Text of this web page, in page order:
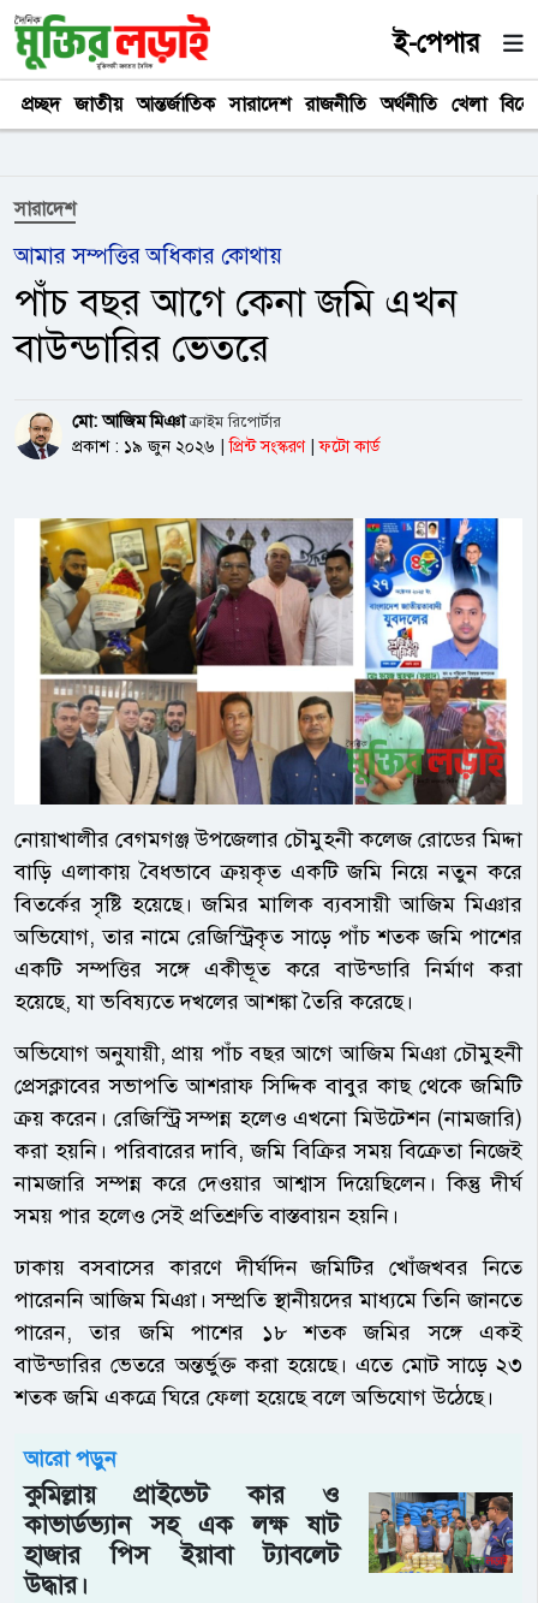
ই-পেপার
প্রচ্ছদ জাতীয় আন্তর্জাতিক সারাদেশ রাজনীতি অর্থনীতি খেলা
সারাদেশ
আমার সম্পত্তির অধিকার কোথায়
পাঁচ বছর আগে কেনা জমি এখন
বাউন্ডারির ভেতরে
মো: আজিম মিঞাক্রাইম রিপোর্টার
প্রকাশ : ১৯ জুন ২০২৬
প্রিন্ট সংস্করণ ফটো কার্ড
নোয়াখালীর বেগমগঞ্জ উপজেলার চৌমুহনী কলেজ রোডের মিদ্দা
বাড়ি এলাকায় বৈধভাবে ক্রয়কৃত একটি জমি নিয়ে নতুন করে
বিতর্কের সৃষ্টি হয়েছে। জমির মালিক ব্যবসায়ী আজিম মিঞার
অভিযোগ, তার নামে রেজিস্ট্রিকৃত সাড়ে পাঁচ শতক জমি পাশের
একটি সম্পত্তির সঙ্গে একীভূত করে বাউন্ডারি নির্মাণ করা
হয়েছে, যা ভবিষ্যতে দখলের আশঙ্কা তৈরি করেছে।
অভিযোগ অনুযায়ী, প্রায় পাঁচ বছর আগে আজিম মিঞা চৌমুহনী
প্রেসক্লাবের সভাপতি আশরাফ সিদ্দিক বাবুর কাছ থেকে জমিটি
ক্রয় করেন। রেজিস্ট্রি সম্পন্ন হলেও এখনো মিউটেশন (নামজারি)
করা হয়নি। পরিবারের দাবি, জমি বিক্রির সময় বিক্রেতা নিজেই
নামজারি সম্পন্ন করে দেওয়ার আশ্বাস দিয়েছিলেন। কিন্তু দীর্ঘ
সময় পার হলেও সেই প্রতিশ্রুতি বাস্তবায়ন হয়নি।
ঢাকায় বসবাসের কারণে দীর্ঘদিন জমিটির খোঁজখবর নিতে
পারেননি আজিম মিঞা। সম্প্রতি স্থানীয়দের মাধ্যমে তিনি জানতে
পারেন, তার জমি পাশের ১৮ শতক জমির সঙ্গে একই
বাউন্ডারির ভেতরে অন্তর্ভুক্ত করা হয়েছে। এতে মোট সাড়ে ২৩
শতক জমি একত্রে ঘিরে ফেলা হয়েছে বলে অভিযোগ উঠেছে।
আরো পড়ুন
কুমিল্লায় প্রাইভেট কার ও
কাভার্ডভ্যান সহ এক লক্ষ ষাট
হাজার পিস ইয়াবা ট্যাবলেট
উদ্ধার।